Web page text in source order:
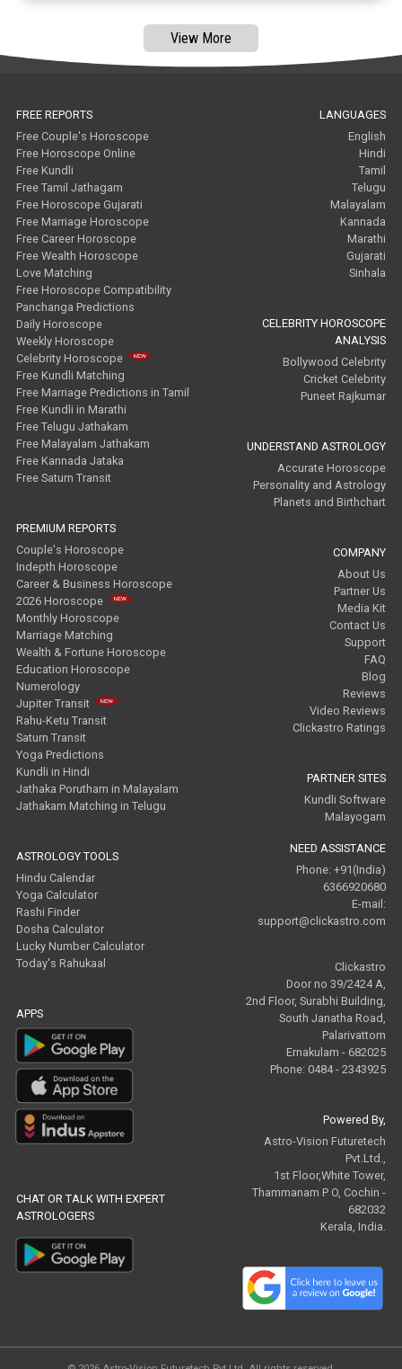
Free Janam Kundali Reviews
Free Astrology Reviews
View More
FREE REPORTS
Free Couple's Horoscope
Free Horoscope Online
Free Kundli
Free Tamil Jathagam
Free Horoscope Gujarati
Free Marriage Horoscope
Free Career Horoscope
Free Wealth Horoscope
Love Matching
Free Horoscope Compatibility
Panchanga Predictions
Daily Horoscope
Weekly Horoscope
Celebrity Horoscope
Free Kundli Matching
Free Marriage Predictions in Tamil
Free Kundli in Marathi
Free Telugu Jathakam
Free Malayalam Jathakam
Free Kannada Jataka
Free Saturn Transit
PREMIUM REPORTS
Couple's Horoscope
Indepth Horoscope
Career & Business Horoscope
2026 Horoscope
Monthly Horoscope
Marriage Matching
Wealth & Fortune Horoscope
Education Horoscope
Numerology
Jupiter Transit
Rahu-Ketu Transit
Saturn Transit
Yoga Predictions
Kundli in Hindi
Jathaka Porutham in Malayalam
Jathakam Matching in Telugu
ASTROLOGY TOOLS
Hindu Calendar
Yoga Calculator
Rashi Finder
Dosha Calculator
Lucky Number Calculator
Today's Rahukaal
APPS
CHAT OR TALK WITH EXPERT
ASTROLOGERS
LANGUAGES
English
Hindi
Tamil
Telugu
Malayalam
Kannada
Marathi
Gujarati
Sinhala
CELEBRITY HOROSCOPE
ANALYSIS
Bollywood Celebrity
Cricket Celebrity
Puneet Rajkumar
UNDERSTAND ASTROLOGY
Accurate Horoscope
Personality and Astrology
Planets and Birthchart
COMPANY
About Us
Partner Us
Media Kit
Contact Us
Support
FAQ
Blog
Reviews
Video Reviews
Clickastro Ratings
PARTNER SITES
Kundli Software
Malayogam
NEED ASSISTANCE
Phone: +91(India)
6366920680
E-mail:
support@clickastro.com
Clickastro
Door no 39/2424 A,
2nd Floor, Surabhi Building,
South Janatha Road,
Palarivattom
Ernakulam - 682025
Phone: 0484 - 2343925
Powered By,
Astro-Vision Futuretech
Pvt.Ltd.,
1st Floor,White Tower,
Thammanam P O, Cochin -
682032
Kerala, India.